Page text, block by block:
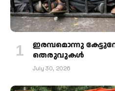
ഇരമ്പമൊന്നു
തെരുവുകള്‍
July 30, 2026